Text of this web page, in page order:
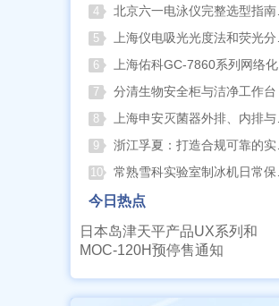
4 北京六一电泳仪完整选型指南（分电泳槽 + 电源两大模块，按实验场景直接匹配）
5 上海仪电吸光光度法和荧光分析法的异同
6 上海佑科GC-7860系列网络化气相色谱仪
7 分清生物安全柜与洁净工作台 苏州安泰科普两类设备差异
8 上海申安灭菌器外排、内排与干燥功能全解析
9 浙江孚夏：打造合规可靠的实验室洁净装备
10 常熟雪科实验室制冰机日常保养要点
今日热点
日本岛津天平产品UX系列和
MOC-120H预停售通知